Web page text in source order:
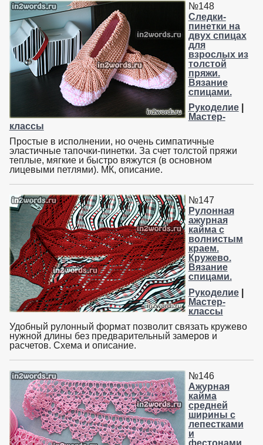
№148
Следки-
пинетки на
двух спицах
для
взрослых из
толстой
пряжи.
Вязание
спицами.
Рукоделие|
Мастер-
классы
Простые в исполнении, но очень симпатичные
эластичные тапочки-пинетки. За счет толстой пряжи
теплые, мягкие и быстро вяжутся (в основном
лицевыми петлями). МК, описание.
№147
Рулонная
ажурная
кайма с
волнистым
краем.
Кружево.
Вязание
спицами.
Рукоделие|
Мастер-
классы
Удобный рулонный формат позволит связать кружево
нужной длины без предварительный замеров и
расчетов. Схема и описание.
№146
Ажурная
кайма
средней
ширины с
лепестками
и
фестонами.